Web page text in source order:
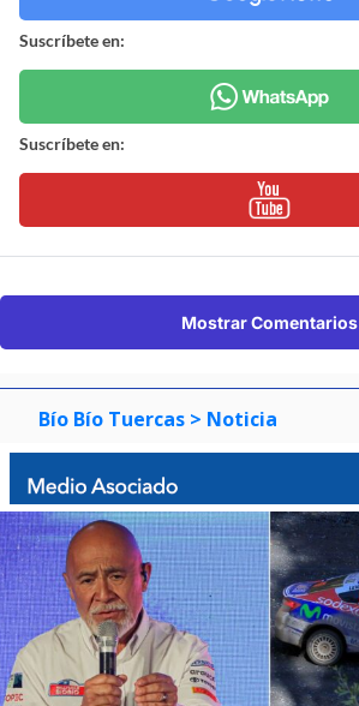
Suscríbete en:
Suscríbete en:
Mostrar Comentarios
Bío Bío Tuercas > Noticia